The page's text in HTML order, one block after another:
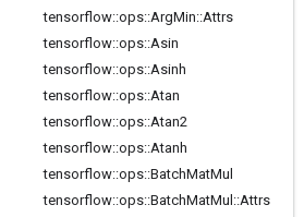
tensorflow::ops::ArgMin::Attrs
tensorflow::ops::Asin
tensorflow::ops::Asinh
tensorflow::ops::Atan
tensorflow::ops::Atan2
tensorflow::ops::Atanh
tensorflow::ops::BatchMatMul
tensorflow::ops::BatchMatMul ::Attrs